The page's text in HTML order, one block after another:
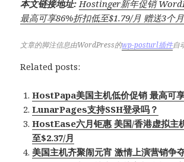
本文链接地址: Hostinger新年促销
最高可享86%折扣低至$1.79/月 赠送3个
文章的脚注信息由WordPress的wp-posturl插件自
Related posts:
HostPapa美国主机低价促销 最高可
LunarPages支持SSH登录吗？
HostEase六月钜惠 美国/香港虚拟主
至$2.37/月
美国主机齐聚闹元宵 激情上演营销争